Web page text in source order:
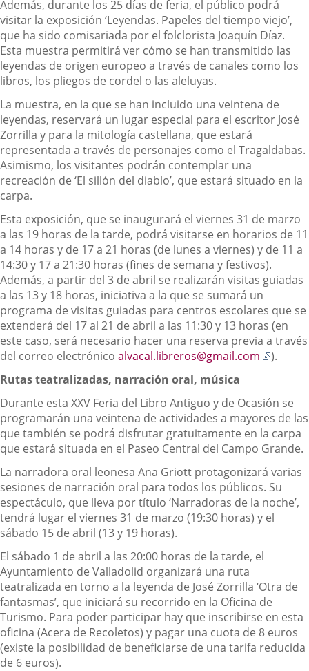
Además, durante los 25 días de feria, el público podrá
visitar la exposición ‘Leyendas. Papeles del tiempo viejo’,
que ha sido comisariada por el folclorista Joaquín Díaz.
Esta muestra permitirá ver cómo se han transmitido las
leyendas de origen europeo a través de canales como los
libros, los pliegos de cordel o las aleluyas.
La muestra, en la que se han incluido una veintena de
leyendas, reservará un lugar especial para el escritor José
Zorrilla y para la mitología castellana, que estará
representada a través de personajes como el Tragaldabas.
Asimismo, los visitantes podrán contemplar una
recreación de ‘El sillón del diablo’, que estará situado en la
carpa.
Esta exposición, que se inaugurará el viernes 31 de marzo
a las 19 horas de la tarde, podrá visitarse en horarios de 11
a 14 horas y de 17 a 21 horas (de lunes a viernes) y de 11 a
14:30 y 17 a 21:30 horas (fines de semana y festivos).
Además, a partir del 3 de abril se realizarán visitas guiadas
a las 13 y 18 horas, iniciativa a la que se sumará un
programa de visitas guiadas para centros escolares que se
extenderá del 17 al 21 de abril a las 11:30 y 13 horas (en
este caso, será necesario hacer una reserva previa a través
del correo electrónico alvacal.libreros@gmail.com
Enlace
).
Rutas teatralizadas, narración oral, música
Durante esta XXV Feria del Libro Antiguo y de Ocasión se
programarán una veintena de actividades a mayores de las
que también se podrá disfrutar gratuitamente en la carpa
que estará situada en el Paseo Central del Campo Grande.
La narradora oral leonesa Ana Griott protagonizará varias
sesiones de narración oral para todos los públicos. Su
espectáculo, que lleva por título ‘Narradoras de la noche’,
tendrá lugar el viernes 31 de marzo (19:30 horas) y el
sábado 15 de abril (13 y 19 horas).
El sábado 1 de abril a las 20:00 horas de la tarde, el
Ayuntamiento de Valladolid organizará una ruta
teatralizada en torno a la leyenda de José Zorrilla ‘Otra de
fantasmas’, que iniciará su recorrido en la Oficina de
Turismo. Para poder participar hay que inscribirse en esta
oficina (Acera de Recoletos) y pagar una cuota de 8 euros
(existe la posibilidad de beneficiarse de una tarifa reducida
de 6 euros).